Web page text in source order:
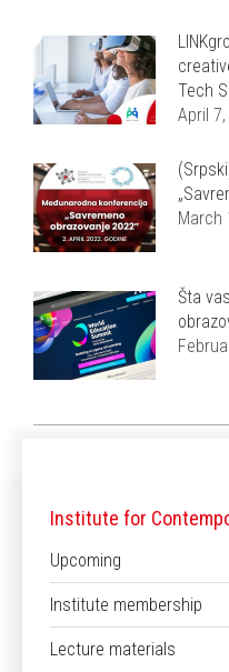
Tech
April
March
Šta
Institute for
Upcoming
Institute membership
Lecture materials